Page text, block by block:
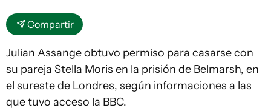
Compartir
Julian Assange obtuvo permiso para casarse con
su pareja Stella Moris en la prisión de Belmarsh, en
el sureste de Londres, según informaciones a las
que tuvo acceso la BBC.